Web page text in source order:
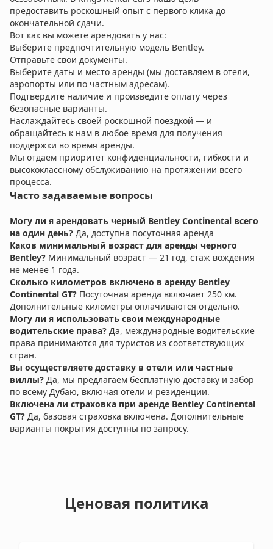
предоставить роскошный опыт с первого клика до
окончательной сдачи.
Вот как вы можете арендовать у нас:
Выберите предпочтительную модель Bentley.
Отправьте свои документы.
Выберите даты и место аренды (мы доставляем в отели,
аэропорты или по частным адресам).
Подтвердите наличие и произведите оплату через
безопасные варианты.
Наслаждайтесь своей роскошной поездкой — и
обращайтесь к нам в любое время для получения
поддержки во время аренды.
Мы отдаем приоритет конфиденциальности, гибкости и
высококлассному обслуживанию на протяжении всего
процесса.
Часто задаваемые вопросы
Могу ли я арендовать черный Bentley Continental всего
на один день? Да, доступна посуточная аренда
Каков минимальный возраст для аренды черного
Bentley? Минимальный возраст — 21 год, стаж вождения
не менее 1 года.
Сколько километров включено в аренду Bentley
Continental GT? Посуточная аренда включает 250 км.
Дополнительные километры оплачиваются отдельно.
Могу ли я использовать свои международные
водительские права? Да, международные водительские
права принимаются для туристов из соответствующих
стран.
Вы осуществляете доставку в отели или частные
виллы? Да, мы предлагаем бесплатную доставку и забор
по всему Дубаю, включая отели и резиденции.
Включена ли страховка при аренде Bentley Continental
GT? Да, базовая страховка включена. Дополнительные
варианты покрытия доступны по запросу.
Ценовая политика